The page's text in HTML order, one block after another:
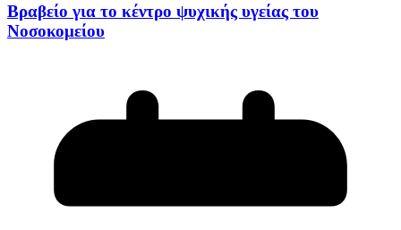
Βραβείο για το κέντρο ψυχικής υγείας του
Νοσοκομείου